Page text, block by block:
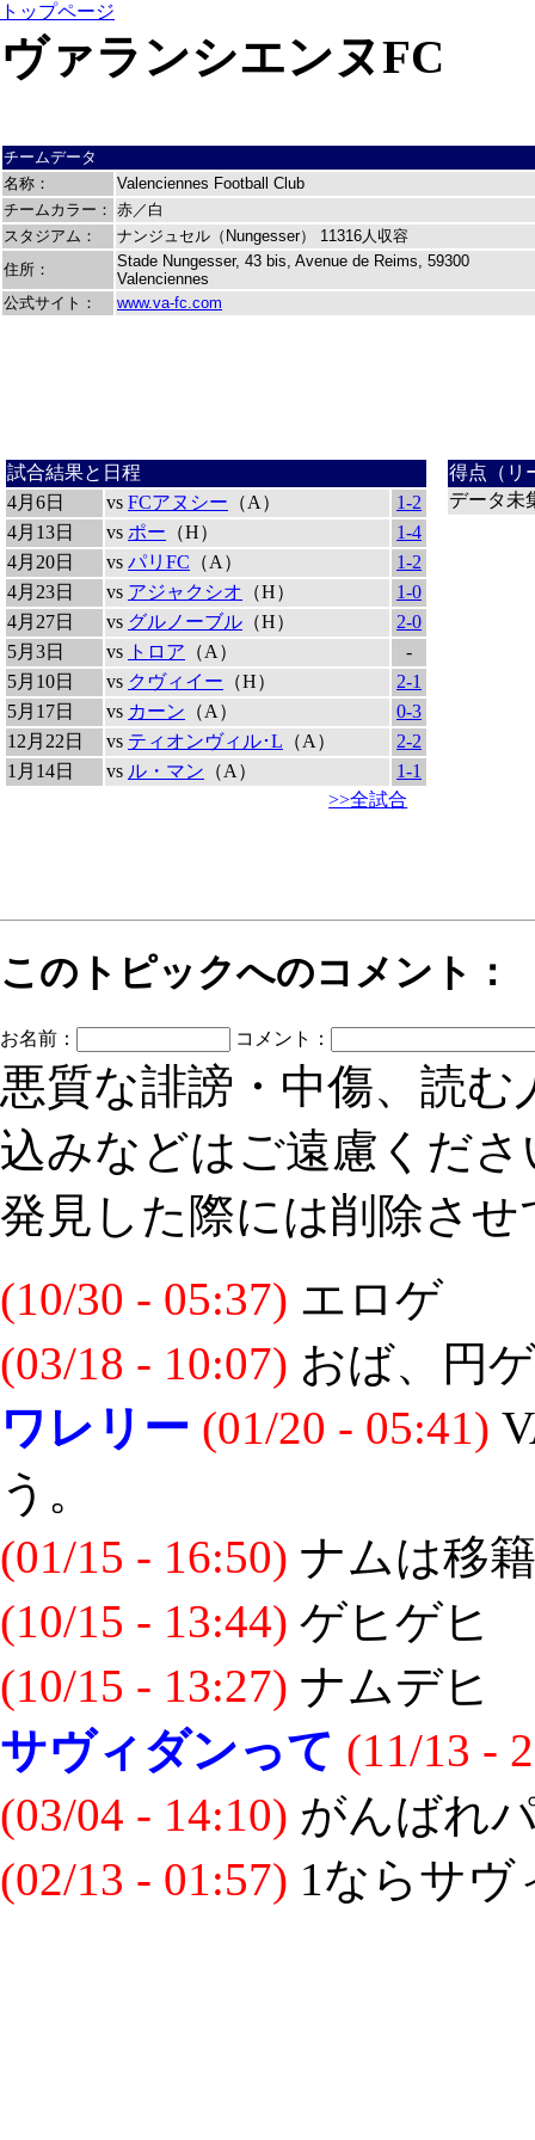
トップページ
ヴァランシエンヌFC
チームデータ
名称：
Valenciennes Football Club
チームカラー： 赤／白
スタジアム：
ナンジュセル（Nungesser） 11316人収容
住所：
Stade Nungesser, 43 bis, Avenue de Reims, 59300
Valenciennes
公式サイト：
www.va-fc.com
試合結果と日程
4月6日
vs FCアヌシー （A）
1-2
4月13日
vs ポー （H）
1-4
4月20日
vs パリFC （A）
1-2
4月23日
vs アジャクシオ （H）
1-0
4月27日
vs グルノーブル （H）
2-0
5月3日
vs トロア （A）
-
5月10日
vs クヴィイー （H）
2-1
5月17日
vs カーン （A）
0-3
12月22日
vs ティオンヴィル･L （A）
2-2
1月14日
vs ル・マン （A）
1-1
>>全試合
得点（リ
データ未
このトピックへのコメント：
お名前： コメント：
悪質な誹謗・中傷、読
込みなどはご遠慮くだ
発見した際には削除さ
(10/30 - 05:37) エロゲ
(03/18 - 10:07) おば、円
ワレリー (01/20 - 05:41)
う。
(01/15 - 16:50) ナムは移
(10/15 - 13:44) ゲヒゲヒ
(10/15 - 13:27) ナムデヒ
サヴィダンって (11/13 -
(03/04 - 14:10) がんばれ
(02/13 - 01:57) 1ならサヴ